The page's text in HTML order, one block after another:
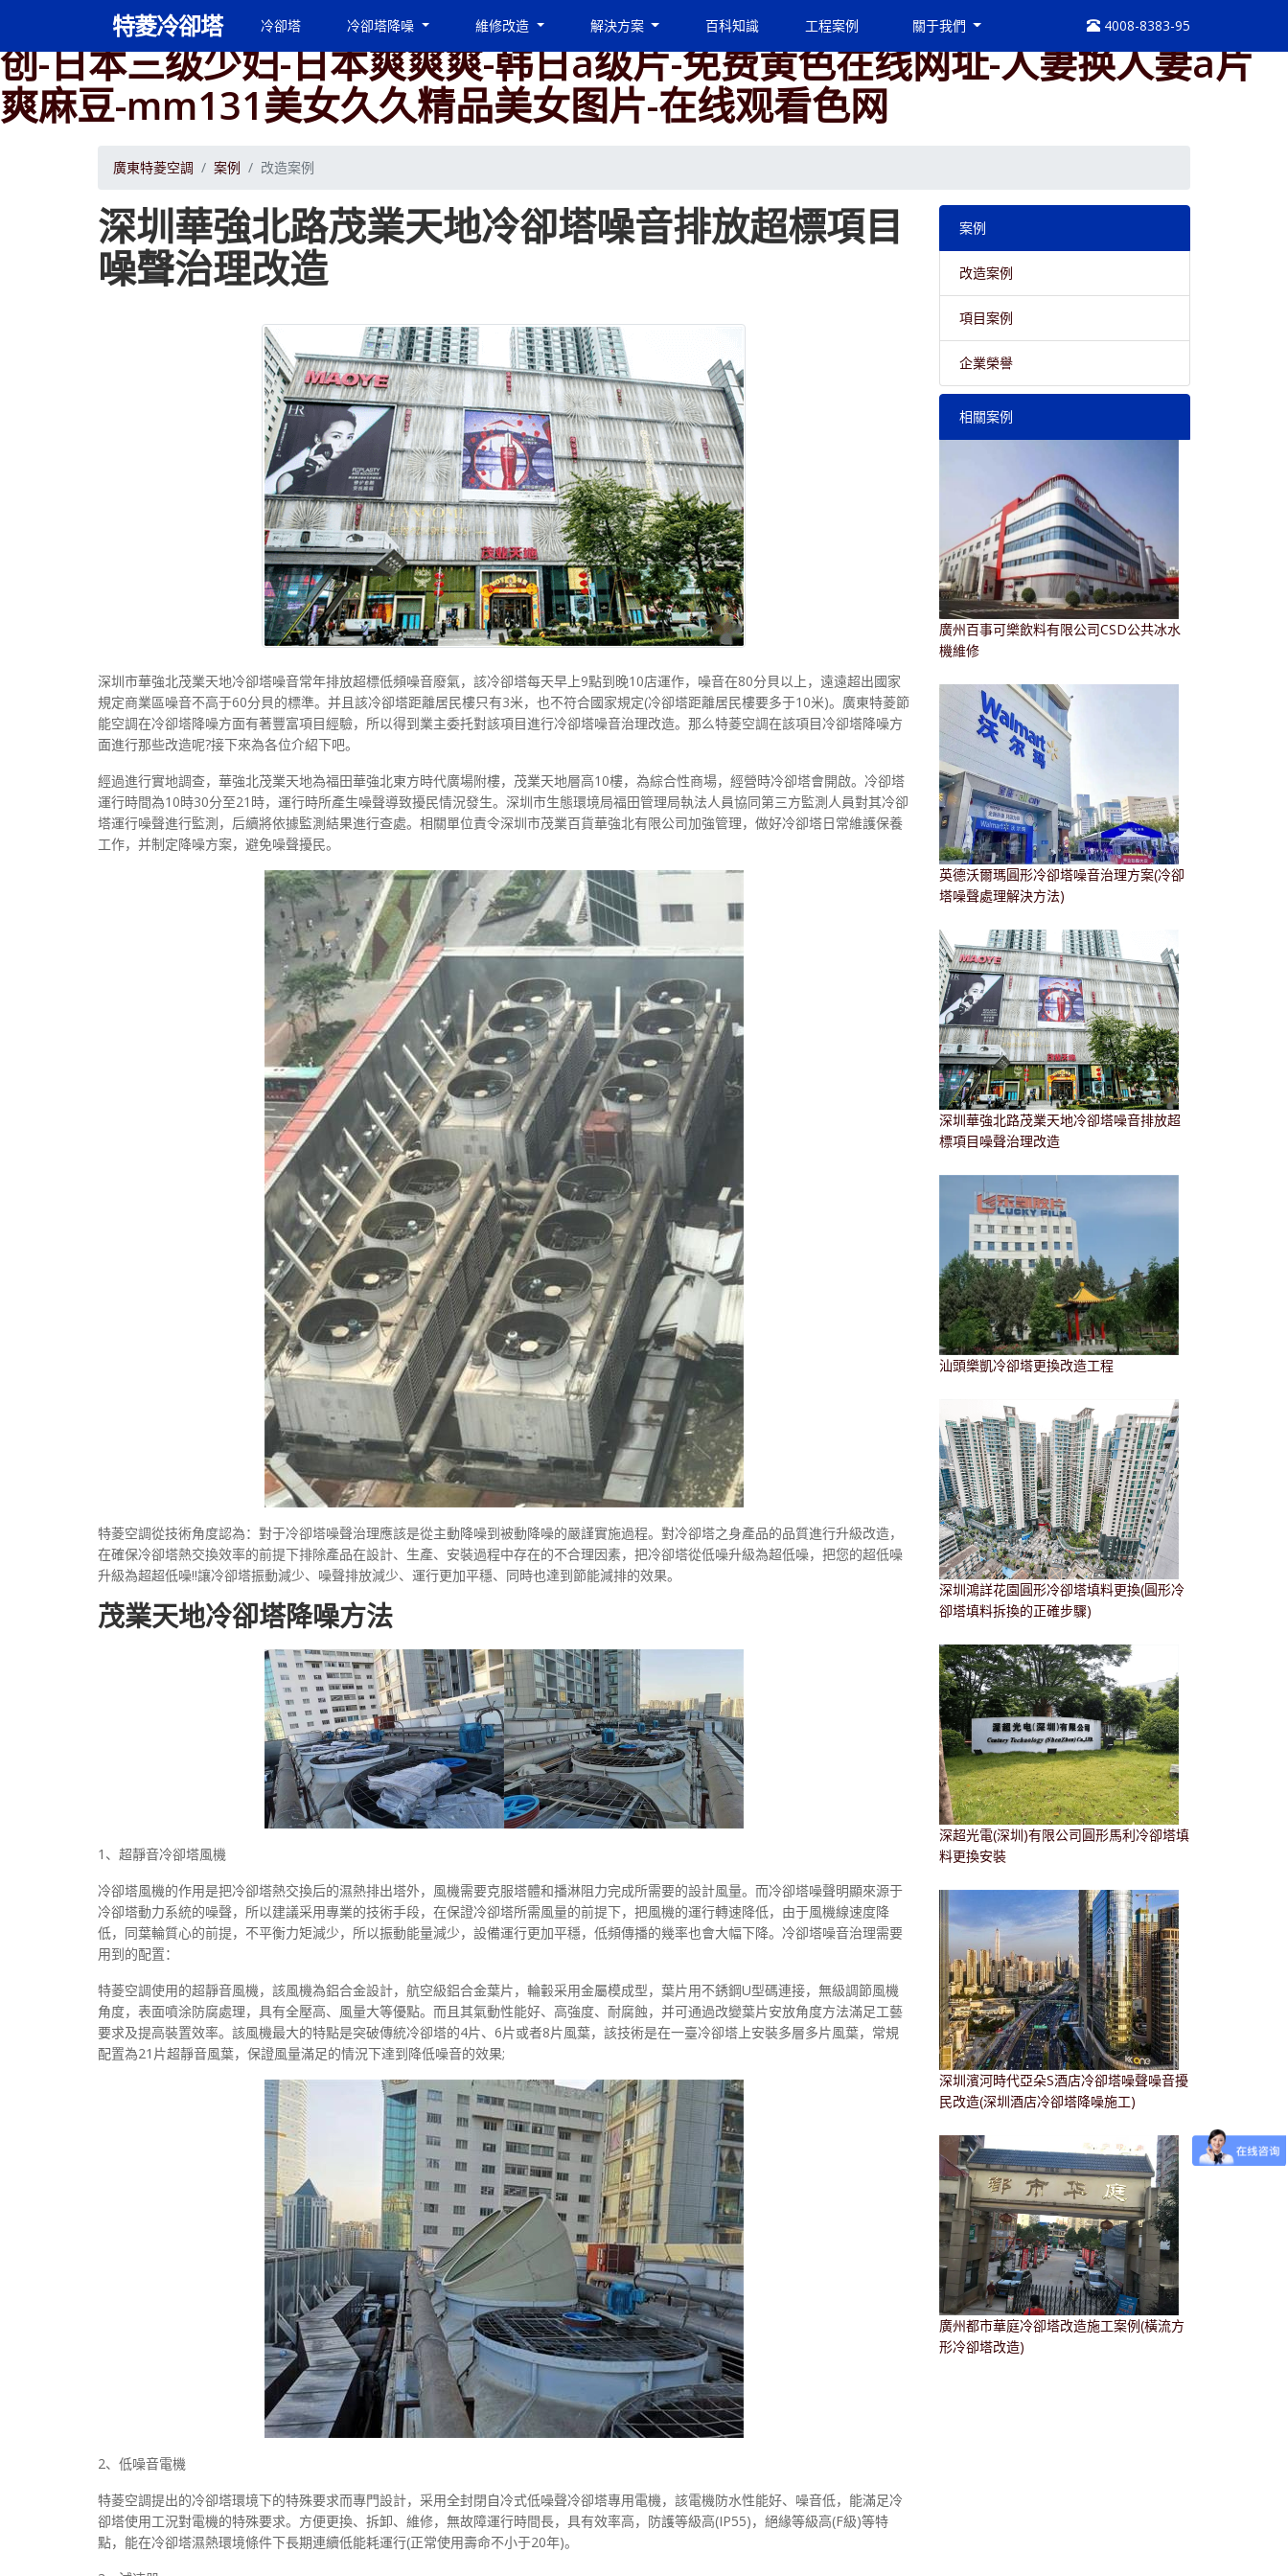
亚洲综合伊人-爱爱91-亚洲国产欧美日韩在线-国产精品国产三级国产aⅴ原
创-日本三级少妇-日本爽爽爽-韩日a级片-免费黄色在线网址-人妻换人妻a片
爽麻豆-mm131美女久久精品美女图片-在线观看色网
特菱冷卻塔 冷卻塔 冷卻塔降噪 維修改造 解決方案 百科知識 工程案例 關于我們 4008-8383-95
廣東特菱空調 案例 改造案例
深圳華強北路茂業天地冷卻塔噪音排放超標項目
噪聲治理改造
深圳市華強北茂業天地冷卻塔噪音常年排放超標低頻噪音廢氣，該冷卻塔每天早上9點到晚10店運作，噪音在80分貝以上，遠遠超出國家
規定商業區噪音不高于60分貝的標準。并且該冷卻塔距離居民樓只有3米，也不符合國家規定(冷卻塔距離居民樓要多于10米)。廣東特菱節
能空調在冷卻塔降噪方面有著豐富項目經驗，所以得到業主委托對該項目進行冷卻塔噪音治理改造。那么特菱空調在該項目冷卻塔降噪方
面進行那些改造呢?接下來為各位介紹下吧。
經過進行實地調查，華強北茂業天地為福田華強北東方時代廣場附樓，茂業天地層高10樓，為綜合性商場，經營時冷卻塔會開啟。冷卻塔
運行時間為10時30分至21時，運行時所產生噪聲導致擾民情況發生。深圳市生態環境局福田管理局執法人員協同第三方監測人員對其冷卻
塔運行噪聲進行監測，后續將依據監測結果進行查處。相關單位責令深圳市茂業百貨華強北有限公司加強管理，做好冷卻塔日常維護保養
工作，并制定降噪方案，避免噪聲擾民。
特菱空調從技術角度認為：對于冷卻塔噪聲治理應該是從主動降噪到被動降噪的嚴謹實施過程。對冷卻塔之身產品的品質進行升級改造，
在確保冷卻塔熱交換效率的前提下排除產品在設計、生產、安裝過程中存在的不合理因素，把冷卻塔從低噪升級為超低噪，把您的超低噪
升級為超超低噪!!讓冷卻塔振動減少、噪聲排放減少、運行更加平穩、同時也達到節能減排的效果。
茂業天地冷卻塔降噪方法
1、超靜音冷卻塔風機
冷卻塔風機的作用是把冷卻塔熱交換后的濕熱排出塔外，風機需要克服塔體和播淋阻力完成所需要的設計風量。而冷卻塔噪聲明顯來源于
冷卻塔動力系統的噪聲，所以建議采用專業的技術手段，在保證冷卻塔所需風量的前提下，把風機的運行轉速降低，由于風機線速度降
低，同葉輪質心的前提，不平衡力矩減少，所以振動能量減少，設備運行更加平穩，低頻傳播的幾率也會大幅下降。冷卻塔噪音治理需要
用到的配置：
特菱空調使用的超靜音風機，該風機為鋁合金設計，航空級鋁合金葉片，輪轂采用金屬模成型，葉片用不銹鋼U型碼連接，無級調節風機
角度，表面噴涂防腐處理，具有全壓高、風量大等優點。而且其氣動性能好、高強度、耐腐蝕，并可通過改變葉片安放角度方法滿足工藝
要求及提高裝置效率。該風機最大的特點是突破傳統冷卻塔的4片、6片或者8片風葉，該技術是在一臺冷卻塔上安裝多層多片風葉，常規
配置為21片超靜音風葉，保證風量滿足的情況下達到降低噪音的效果;
2、低噪音電機
特菱空調提出的冷卻塔環境下的特殊要求而專門設計，采用全封閉自冷式低噪聲冷卻塔專用電機，該電機防水性能好、噪音低，能滿足冷
卻塔使用工況對電機的特殊要求。方便更換、拆卸、維修，無故障運行時間長，具有效率高，防護等級高(IP55)，絕緣等級高(F級)等特
點，能在冷卻塔濕熱環境條件下長期連續低能耗運行(正常使用壽命不小于20年)。
案例
改造案例
項目案例
企業榮譽
相關案例
廣州百事可樂飲料有限公司CSD公共冰水
機維修
英德沃爾瑪圓形冷卻塔噪音治理方案(冷卻
塔噪聲處理解決方法)
深圳華強北路茂業天地冷卻塔噪音排放超
標項目噪聲治理改造
汕頭樂凱冷卻塔更換改造工程
深圳鴻詳花園圓形冷卻塔填料更換(圓形冷
卻塔填料拆換的正確步驟)
深超光電(深圳)有限公司圓形馬利冷卻塔填
料更換安裝
深圳濱河時代亞朵S酒店冷卻塔噪聲噪音擾
民改造(深圳酒店冷卻塔降噪施工)
廣州都市華庭冷卻塔改造施工案例(橫流方
形冷卻塔改造)